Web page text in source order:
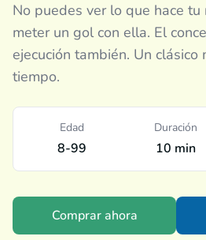
No puedes ver lo que hace
meter un gol con ella. El
ejecución también. Un
tiempo.
Edad
8-99
Duración
10 min
Comprar ahora